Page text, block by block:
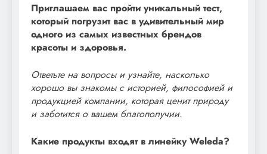
Приглашаем вас пройти уникальный тест,
который погрузит вас в удивительный мир
одного из самых известных брендов
красоты и здоровья.
Ответьте на вопросы и узнайте, насколько
хорошо вы знакомы с историей, философией и
продукцией компании, которая ценит природу
и заботится о вашем благополучии.
Какие продукты входят в линейку Weleda?